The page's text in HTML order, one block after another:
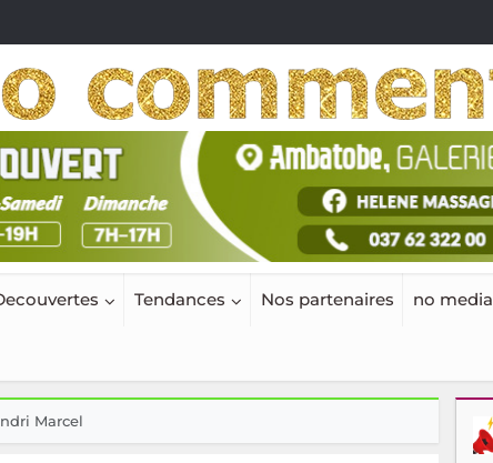
Tendances Nos partenaires no media
Marcel